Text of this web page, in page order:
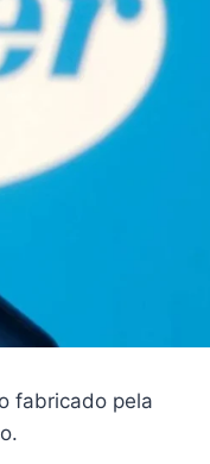
fabricado pela